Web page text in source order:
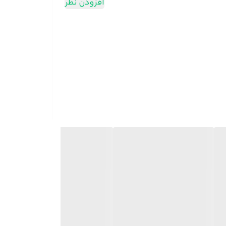
افزودن نظر